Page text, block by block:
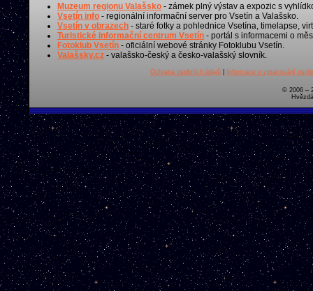
Muzeum regionu Valašsko - zámek plný výstav a expozic s
Vsetín info - regionální informační server pro Vsetín a Valašsko.
Vsetín v obrazech - staré fotky a pohlednice Vsetína, timelapse,
Turistické informační centrum Vsetín - portál s informacemi o
Fotoklub Vsetín - oficiální webové stránky Fotoklubu Vsetín.
Valašsky.cz - valašsko-český a česko-valašský slovník.
Ochrana osobních údajů| Informace o zpracování
© 2006 –